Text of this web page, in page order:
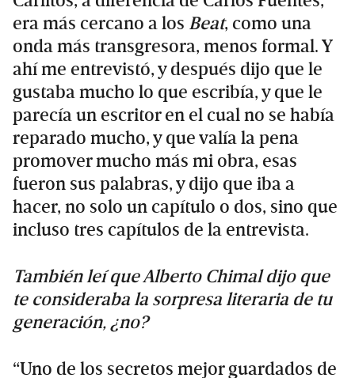
era más cercano a los Beat, como una
onda más transgresora, menos formal. Y
ahí me entrevistó, y después dijo que le
gustaba mucho lo que escribía, y que le
parecía un escritor en el cual no se había
reparado mucho, y que valía la pena
promover mucho más mi obra, esas
fueron sus palabras, y dijo que iba a
hacer, no solo un capítulo o dos, sino que
incluso tres capítulos de la entrevista.
También leí que Alberto Chimal dijo que
te consideraba la sorpresa literaria de tu
generación, ¿no?
“Uno de los secretos mejor guardados de